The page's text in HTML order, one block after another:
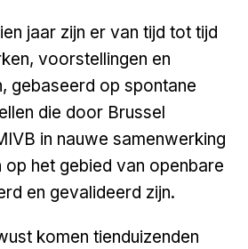
jaar zijn er van tijd tot tijd
voorstellingen en
gebaseerd op spontane
die door Brussel
in nauwe samenwerking
op het gebied van openbare
en gevalideerd zijn.
komen tienduizenden